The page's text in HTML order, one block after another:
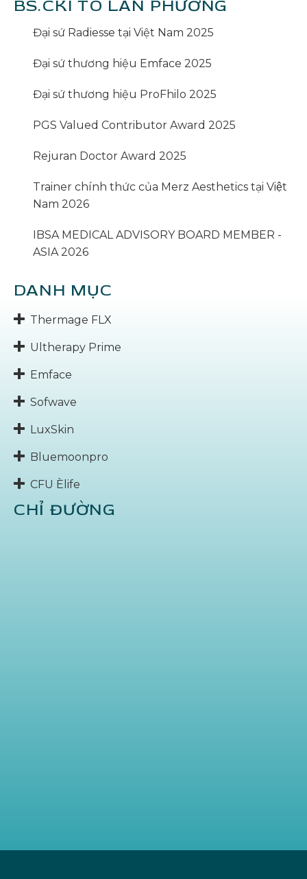
BS.CKI TÔ LAN PHƯƠNG
Đại sứ Radiesse tại Việt Nam 2025
Đại sứ thương hiệu Emface 2025
Đại sứ thương hiệu ProFhilo 2025
PGS Valued Contributor Award 2025
Rejuran Doctor Award 2025
Trainer chính thức của Merz Aesthetics tại Việt
Nam 2026
IBSA MEDICAL ADVISORY BOARD MEMBER -
ASIA 2026
DANH MỤC
Thermage FLX
Ultherapy Prime
Emface
Sofwave
LuxSkin
Bluemoonpro
CFU Èlife
CHỈ ĐƯỜNG